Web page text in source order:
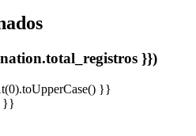
}})
}}
}}